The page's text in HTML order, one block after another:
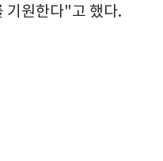
기원한다"고 했다.